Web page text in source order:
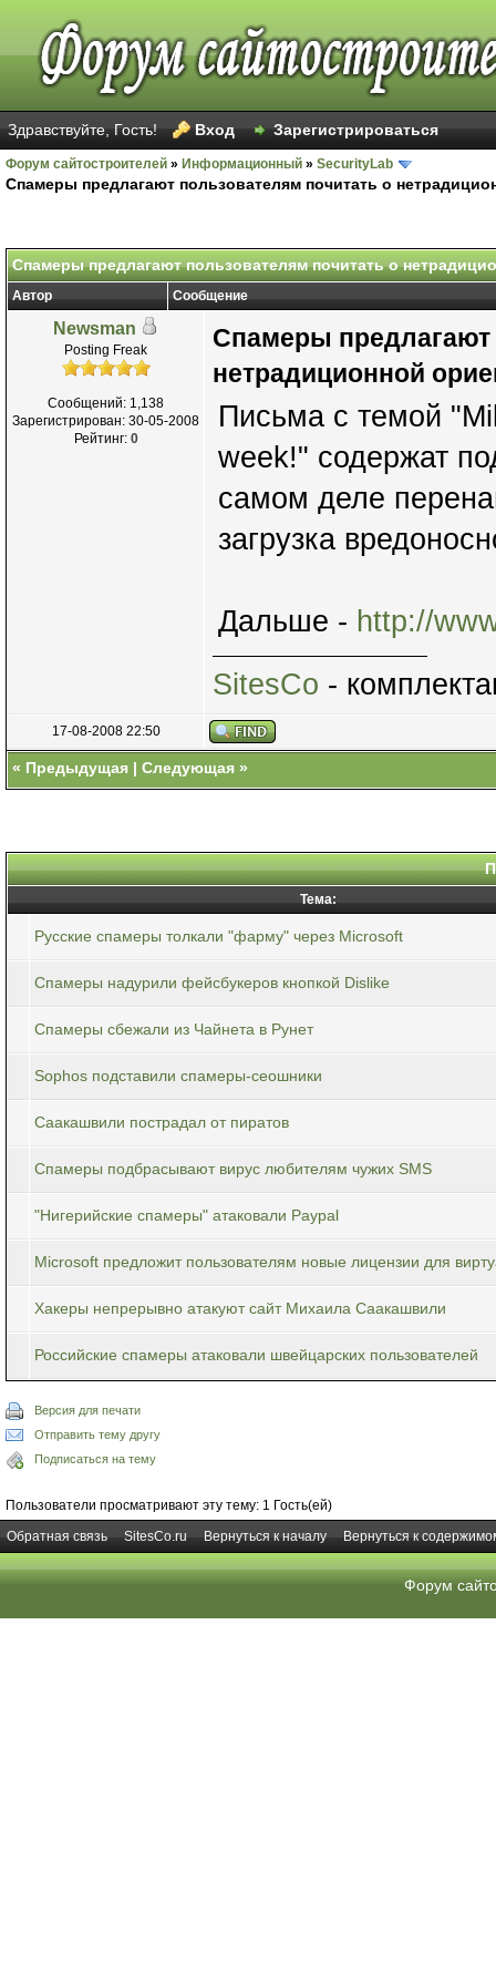
Здравствуйте, Гость! Вход Зарегистрироваться
Форум сайтостроителей » Информационный » SecurityLab
Спамеры предлагают пользователям почитать о
Спамеры предлагают пользователям почитать о
Автор Сообщение
Newsman
Posting Freak
Сообщений: 1,138
Зарегистрирован: 30-05-2008
Рейтинг: 0
Спамеры предлагают
нетрадиционной
Письма с темой
week!" содержат
самом деле
загрузка
Дальше - http://
SitesCo -
17-08-2008 22:50
« Предыдущая | Следующая »
Тема:
Русские спамеры толкали "фарму" через Microsoft
Спамеры надурили фейсбукеров кнопкой Dislike
Спамеры сбежали из Чайнета в Рунет
Sophos подставили спамеры-сеошники
Саакашвили пострадал от пиратов
Спамеры подбрасывают вирус любителям чужих SMS
"Нигерийские спамеры" атаковали Paypal
Microsoft предложит пользователям новые лицензии для
Хакеры непрерывно атакуют сайт Михаила Саакашвили
Российские спамеры атаковали швейцарских пользователей
Версия для печати
Отправить тему другу
Подписаться на тему
Пользователи просматривают эту тему: 1 Гость(ей)
Обратная связь
SitesCo.ru Вернуться к началу Вернуться к
Форум